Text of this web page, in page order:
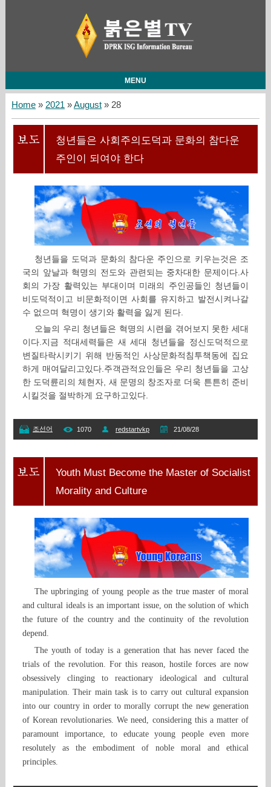
MENU
Home» 2021 »August » 28
청년들은 사회주의도덕과 문화의 참다운
주인이 되여야 한다
청년들을 도덕과 문화의 참다운 주인으로 키우는것은 조
국의 앞날과 혁명의 전도와 관련되는 중차대한 문제이다.사
회의 가장 활력있는 부대이며 미래의 주인공들인 청년들이
비도덕적이고 비문화적이면 사회를 유지하고 발전시켜나갈
수 없으며 혁명이 생기와 활력을 잃게 된다.
오늘의 우리 청년들은 혁명의 시련을 겪어보지 못한 세대
이다.지금 적대세력들은 새 세대 청년들을 정신도덕적으로
변질타락시키기 위해 반동적인 사상문화적침투책동에 집요
하게 매여달리고있다.주객관적요인들은 우리 청년들을 고상
한 도덕륜리의 체현자, 새 문명의 창조자로 더욱 튼튼히 준비
시킬것을 절박하게 요구하고있다.
조선어 1070 redstartvkp 21/08/28
Youth Must Become the Master of Socialist
Morality and Culture
The upbringing of young people as the true master of moral
and cultural ideals is an important issue, on the solution of which
the future of the country and the continuity of the revolution
depend.
The youth of today is a generation that has never faced the
trials of the revolution. For this reason, hostile forces are now
obsessively clinging to reactionary ideological and cultural
manipulation. Their main task is to carry out cultural expansion
into our country in order to morally corrupt the new generation
of Korean revolutionaries. We need, considering this a matter of
paramount importance, to educate young people even more
resolutely as the embodiment of noble moral and ethical
principles.